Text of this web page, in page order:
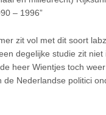
– 1996”
zit vol met dit soort
degelijke studie zit niet
heer Wientjes toch
de Nederlandse politici